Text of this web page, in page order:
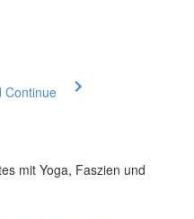
Continue
mit Yoga, Faszien und